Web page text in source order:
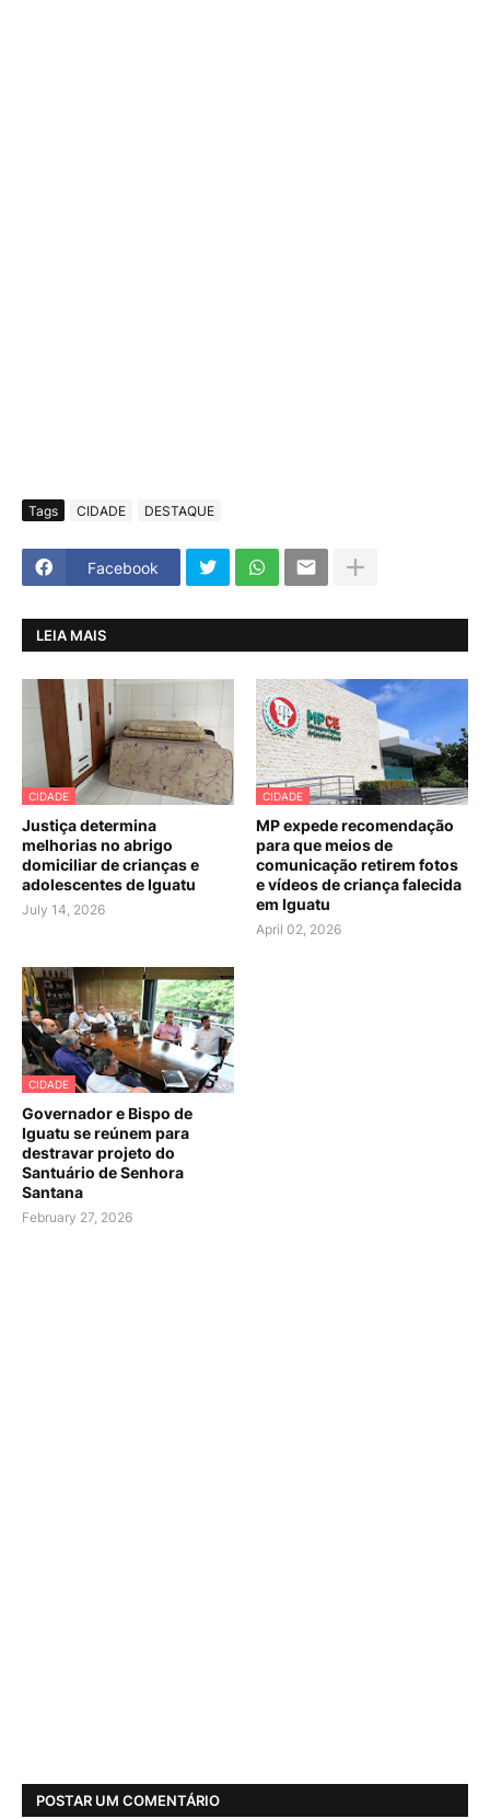
Tags CIDADE DESTAQUE
Facebook
LEIA MAIS
CIDADE
Justiça determina
melhorias no abrigo
domiciliar de crianças e
adolescentes de Iguatu
July 14, 2026
CIDADE
MP expede recomendação
para que meios de
comunicação retirem fotos
e vídeos de criança falecida
em Iguatu
April 02, 2026
CIDADE
Governador e Bispo de
Iguatu se reúnem para
destravar projeto do
Santuário de Senhora
Santana
February 27, 2026
POSTAR UM COMENTÁRIO